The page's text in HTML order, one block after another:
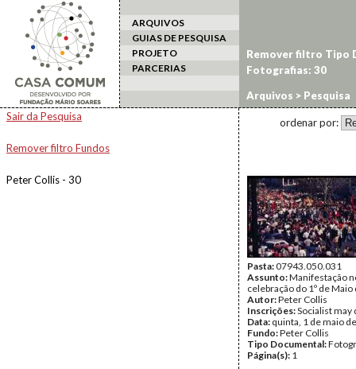
ARQUIVOS
GUIAS DE PESQUISA
PROJETO
PARCERIAS
Arquivos > Pesquisa
Sair da Pesquisa
Remover filtro Fundos
Peter Collis - 30
Remover filtro Tipo
Fotografias: 30
ordenar por:
Pasta:07943.050.031
Assunto:Manifestação
celebração do 1º de
Autor:Peter Collis
Inscrições:Socialist may
Data: quinta, 1 de maio
Fundo:Peter Collis
Tipo Documental:
Página(s): 1